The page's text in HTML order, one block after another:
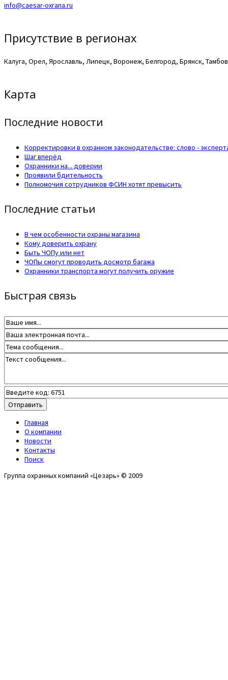
info@caesar-oxrana.ru
Присутствие в регионах
Калуга, Орел, Ярославль, Липецк, Воронеж, Белгород, Брянск,
Карта
Последние новости
Корректировки в охранном законодательстве: слово -
Шаг вперёд
Охранники на... доверии
Проявили бдительность
Полномочия сотрудников ФСИН хотят превысить
Последние статьи
В чем особенности охраны магазина
Кому доверить охрану
Быть ЧОПу или нет
ЧОПы смогут проводить досмотр багажа
Охранники транспорта могут получить оружие
Быстрая связь
Главная
О компании
Новости
Контакты
Поиск
Группа охранных компаний «Цезарь» © 2009